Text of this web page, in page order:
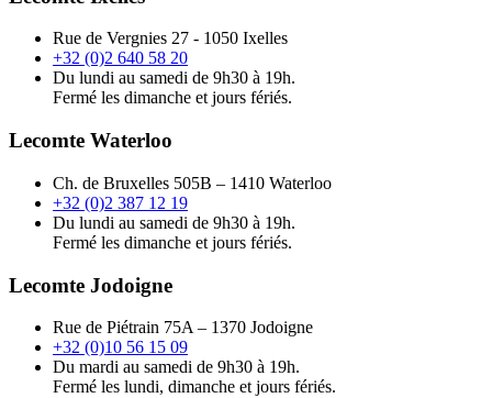
Rue de Vergnies 27 - 1050 Ixelles
+32 (0)2 640 58 20
Du lundi au samedi de 9h30 à 19h.
Fermé les dimanche et jours fériés.
Lecomte Waterloo
Ch. de Bruxelles 505B – 1410 Waterloo
+32 (0)2 387 12 19
Du lundi au samedi de 9h30 à 19h.
Fermé les dimanche et jours fériés.
Lecomte Jodoigne
Rue de Piétrain 75A – 1370 Jodoigne
+32 (0)10 56 15 09
Du mardi au samedi de 9h30 à 19h.
Fermé les lundi, dimanche et jours fériés.